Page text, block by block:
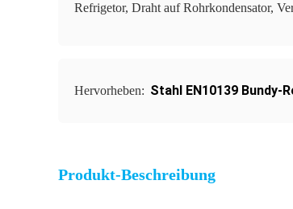
Refrigetor, Draht auf Rohrkondensator,
Hervorheben: Stahl EN10139 Bundy-
Produkt-Beschreibung